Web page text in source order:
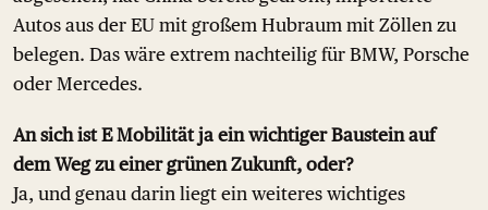
Autos aus der EU mit großem Hubraum mit Zöllen zu
belegen. Das wäre extrem nachteilig für BMW, Porsche
oder Mercedes.
An sich ist E Mobilität ja ein wichtiger Baustein auf
dem Weg zu einer grünen Zukunft, oder?
Ja, und genau darin liegt ein weiteres wichtiges